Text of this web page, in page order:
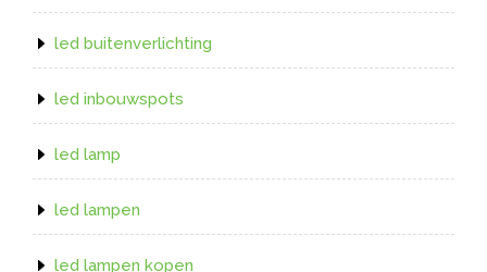
led buitenverlichting
led inbouwspots
led lamp
led lampen
led lampen kopen